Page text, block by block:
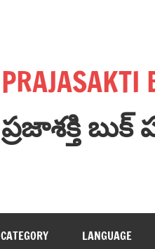
PRAJASAKTI
ప్రజాశక్తి
CATEGORY LANGUAGE